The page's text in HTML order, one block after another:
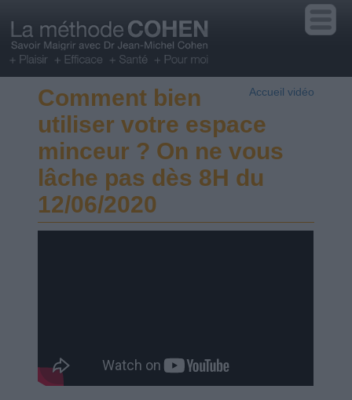
Accueil vidéo
Comment bien
utiliser votre espace
minceur ? On ne vous
lâche pas dès 8H du
12/06/2020